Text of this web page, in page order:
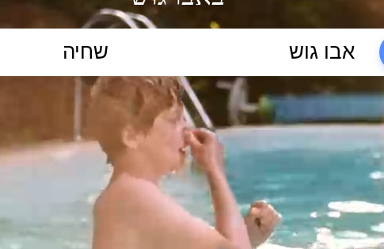
הקלידו נושא לימוד...
ללמוד אונליין
ללמוד
פרונטלי
השכלה גבוהה הפרעות קשב וריכוז